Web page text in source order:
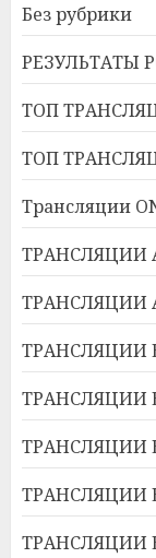
Без рубрики
РЕЗУЛЬТАТЫ
ТОП
ТОП
Трансляции
ТРАНСЛЯЦИИ
ТРАНСЛЯЦИИ
ТРАНСЛЯЦИИ
ТРАНСЛЯЦИИ
ТРАНСЛЯЦИИ
ТРАНСЛЯЦИИ
ТРАНСЛЯЦИИ